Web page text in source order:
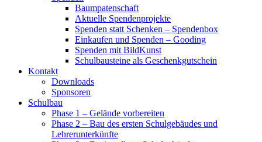
Baumpatenschaft
Aktuelle Spendenprojekte
Spenden statt Schenken – Spendenbox
Einkaufen und Spenden – Gooding
Spenden mit BildKunst
Schulbausteine als Geschenkgutschein
Kontakt
Downloads
Sponsoren
Schulbau
Phase 1 – Gelände vorbereiten
Phase 2 – Bau des ersten Schulgebäudes und
Lehrerunterkünfte